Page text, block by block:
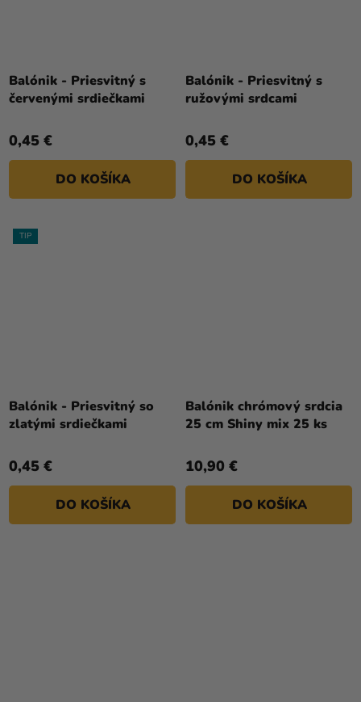
Balónik - Priesvitný s
červenými srdiečkami
hodnotenie
produktu
5
hviezdičiek.
0,45 €
DO KOŠÍKA
Balónik - Priesvitný s
ružovými srdcami
hodnotenie
produktu
5
hviezdičiek.
0,45 €
DO KOŠÍKA
TIP
Balónik - Priesvitný so
zlatými srdiečkami
0,45 €
DO KOŠÍKA
Balónik chrómový srdcia
25 cm Shiny mix 25 ks
10,90 €
DO KOŠÍKA